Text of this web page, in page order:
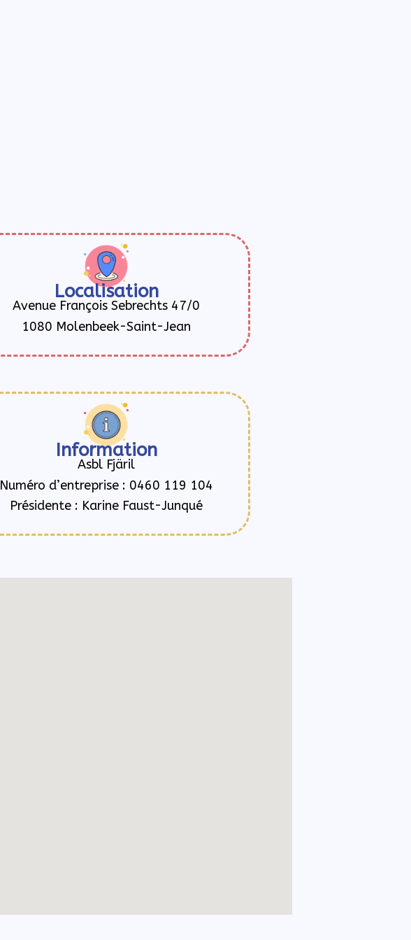
Localisation
Avenue François Sebrechts 47/0
1080 Molenbeek-Saint-Jean
Information
Asbl Fjäril
Numéro d’entreprise : 0460 119 104
Présidente : Karine Faust-Junqué